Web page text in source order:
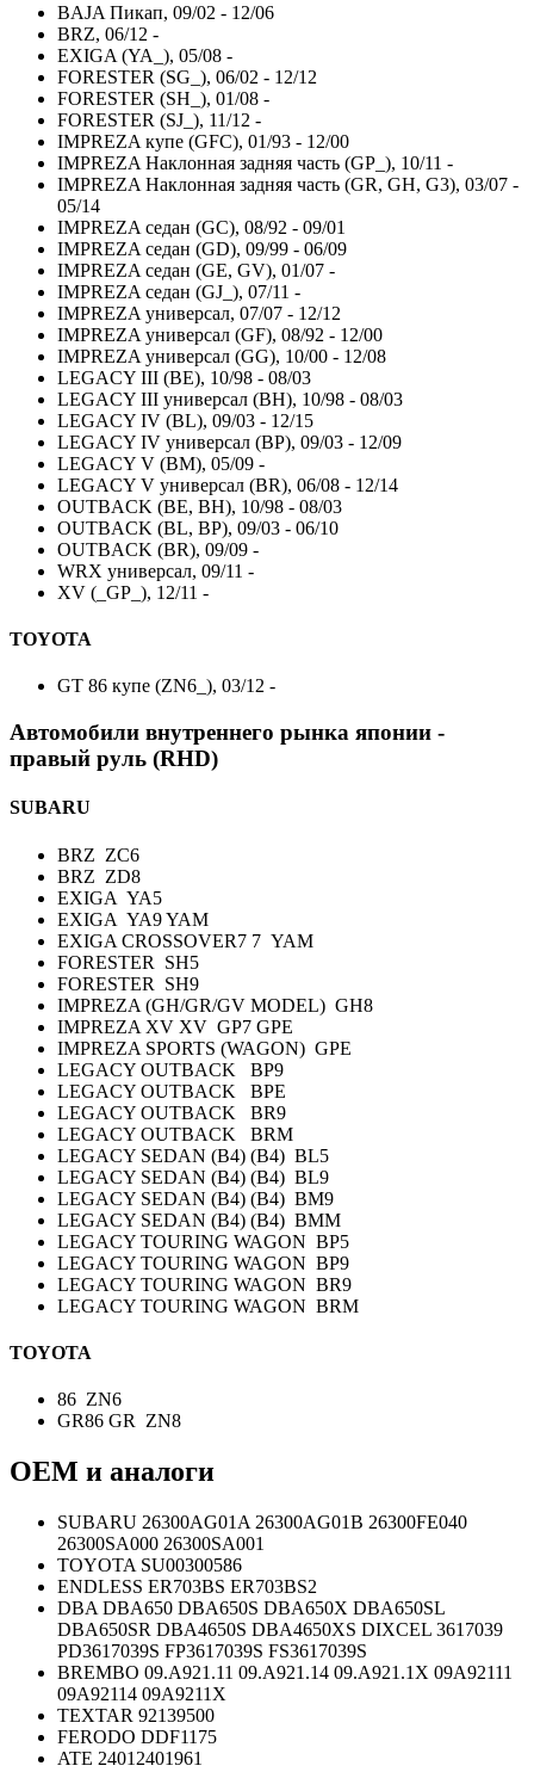
BAJA Пикап, 09/02 - 12/06
BRZ, 06/12 -
EXIGA (YA_), 05/08 -
FORESTER (SG_), 06/02 - 12/12
FORESTER (SH_), 01/08 -
FORESTER (SJ_), 11/12 -
IMPREZA купе (GFC), 01/93 - 12/00
IMPREZA Наклонная задняя часть (GP_), 10/11 -
IMPREZA Наклонная задняя часть (GR, GH, G3), 03/07 -
05/14
IMPREZA седан (GC), 08/92 - 09/01
IMPREZA седан (GD), 09/99 - 06/09
IMPREZA седан (GE, GV), 01/07 -
IMPREZA седан (GJ_), 07/11 -
IMPREZA универсал, 07/07 - 12/12
IMPREZA универсал (GF), 08/92 - 12/00
IMPREZA универсал (GG), 10/00 - 12/08
LEGACY III (BE), 10/98 - 08/03
LEGACY III универсал (BH), 10/98 - 08/03
LEGACY IV (BL), 09/03 - 12/15
LEGACY IV универсал (BP), 09/03 - 12/09
LEGACY V (BM), 05/09 -
LEGACY V универсал (BR), 06/08 - 12/14
OUTBACK (BE, BH), 10/98 - 08/03
OUTBACK (BL, BP), 09/03 - 06/10
OUTBACK (BR), 09/09 -
WRX универсал, 09/11 -
XV (_GP_), 12/11 -
TOYOTA
GT 86 купе (ZN6_), 03/12 -
Автомобили внутреннего рынка японии -
правый руль (RHD)
SUBARU
BRZ ZC6
BRZ ZD8
EXIGA YA5
EXIGA YA9 YAM
EXIGA CROSSOVER7 7 YAM
FORESTER SH5
FORESTER SH9
IMPREZA (GH/GR/GV MODEL) GH8
IMPREZA XV XV GP7 GPE
IMPREZA SPORTS (WAGON) GPE
LEGACY OUTBACK BP9
LEGACY OUTBACK BPE
LEGACY OUTBACK BR9
LEGACY OUTBACK BRM
LEGACY SEDAN (B4) (B4) BL5
LEGACY SEDAN (B4) (B4) BL9
LEGACY SEDAN (B4) (B4) BM9
LEGACY SEDAN (B4) (B4) BMM
LEGACY TOURING WAGON BP5
LEGACY TOURING WAGON BP9
LEGACY TOURING WAGON BR9
LEGACY TOURING WAGON BRM
TOYOTA
86 ZN6
GR86 GR ZN8
OEM и аналоги
SUBARU 26300AG01A 26300AG01B 26300FE040
26300SA000 26300SA001
TOYOTA SU00300586
ENDLESS ER703BS ER703BS2
DBA DBA650 DBA650S DBA650X DBA650SL
DBA650SR DBA4650S DBA4650XS DIXCEL 3617039
PD3617039S FP3617039S FS3617039S
BREMBO 09.A921.11 09.A921.14 09.A921.1X 09A92111
09A92114 09A9211X
TEXTAR 92139500
FERODO DDF1175
ATE 24012401961